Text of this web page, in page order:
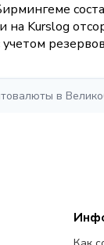
на Kurslog
учетом
в